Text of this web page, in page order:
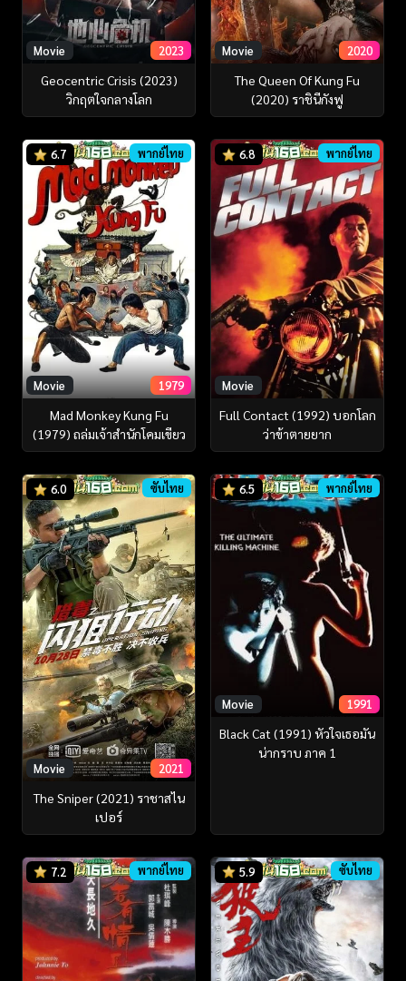
Movie 2023
Geocentric Crisis (2023)
วิกฤตใจกลางโลก
Movie 2020
The Queen Of Kung Fu
(2020) ราชินีกังฟู
6.7 พากย์ไทย
Movie 1979
Mad Monkey Kung Fu
(1979) ถล่มเจ้าสำนักโคมเขียว
6.8 พากย์ไทย
Movie
Full Contact (1992) บอกโลก
ว่าข้าตายยาก
6.0 ซับไทย
Movie 2021
The Sniper (2021) ราชาสไน
เปอร์
6.5 พากย์ไทย
Movie 1991
Black Cat (1991) หัวใจเธอมัน
น่ากราบ ภาค 1
7.2 พากย์ไทย 5.9 ซับไทย